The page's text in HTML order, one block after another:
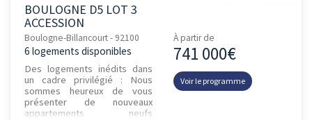
BOULOGNE D5 LOT 3
ACCESSION
Boulogne-Billancourt - 92100
6 logements disponibles
Des logements inédits dans
un cadre privilégié : Nous
sommes heureux de vous
présenter de nouveaux
appartements neufs
À partir de
741 000€
Voir le programme